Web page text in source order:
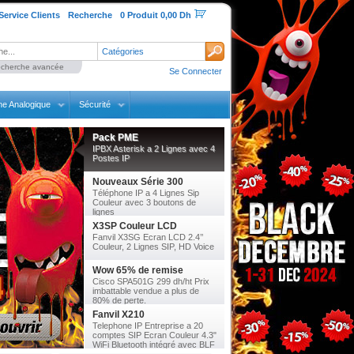
Clients Recherche 0 Produit 0,00 Dh
Catégories
avancée Se Connecter
Analogique Sécurité
Pack PME
IPBX Asterisk a 2 Lignes avec 4
Postes IP
Nouveaux Série 300
Téléphone IP a 4 Lignes Sip
Couleur avec 3 boutons de
lignes
X3SP Couleur LCD
Fanvil X3SG Ecran LCD 2.4’’
Couleur, 2 Lignes SIP, HD Voice
Wow 65% de remise
Cisco SPA501G 299 dh/ht Prix
imbattable vendue a plus de
80% de perte.
Fanvil X210
Telephone IP Entreprise a 20
comptes SIP Ecran Couleur 4.3"
WiFi Bluetooth intégré avec BLF